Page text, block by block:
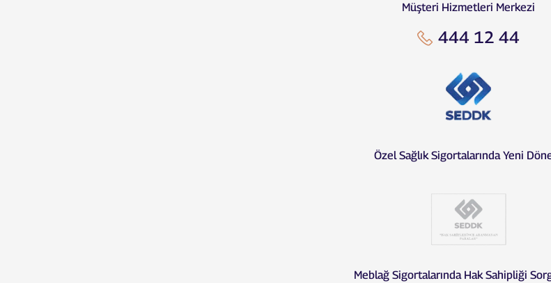
Müşteri Hizmetleri Merkezi
444 12 44
Özel Sağlık Sigortalarında Yeni
Meblağ Sigortalarında Hak Sahipliği